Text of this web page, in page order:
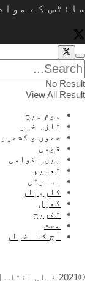
سائٹس کے
No Result
View All Result
ہوم پیج
تازہ خبر
جموں و کشمیر
قومی
بین اقوامی
تعلیم
ادارتی
کاروبار
کھیل
تفریح
صحت
آج کا اخبار
©2021 ڈیلی